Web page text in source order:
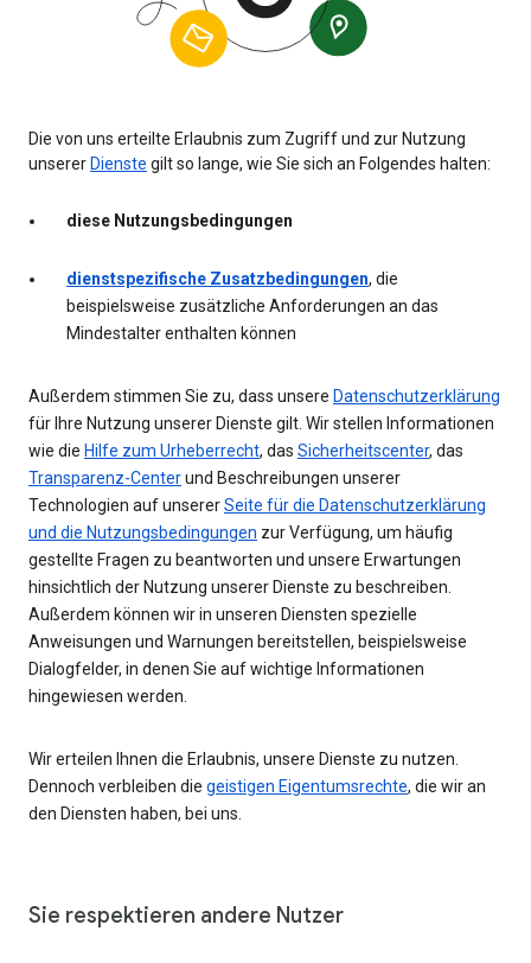
Die von uns erteilte Erlaubnis zum Zugriff und zur Nutzung
unsererDienste gilt so lange, wie Sie sich an Folgendes halten:
diese Nutzungsbedingungen
dienstspezifische Zusatzbedingungen, die
beispielsweise zusätzliche Anforderungen an das
Mindestalter enthalten können
Außerdem stimmen Sie zu, dass unsere Datenschutzerklärung
für Ihre Nutzung unserer Dienste gilt. Wir stellen Informationen
wie die Hilfe zum Urheberrecht, das Sicherheitscenter, das
Transparenz-Centerund Beschreibungen unserer
Technologien auf unsererSeite für die Datenschutzerklärung
und die Nutzungsbedingungen zur Verfügung, um häufig
gestellte Fragen zu beantworten und unsere Erwartungen
hinsichtlich der Nutzung unserer Dienste zu beschreiben.
Außerdem können wir in unseren Diensten spezielle
Anweisungen und Warnungen bereitstellen, beispielsweise
Dialogfelder, in denen Sie auf wichtige Informationen
hingewiesen werden.
Wir erteilen Ihnen die Erlaubnis, unsere Dienste zu nutzen.
Dennoch verbleiben die geistigen Eigentumsrechte, die wir an
den Diensten haben, bei uns.
Sie respektieren andere Nutzer